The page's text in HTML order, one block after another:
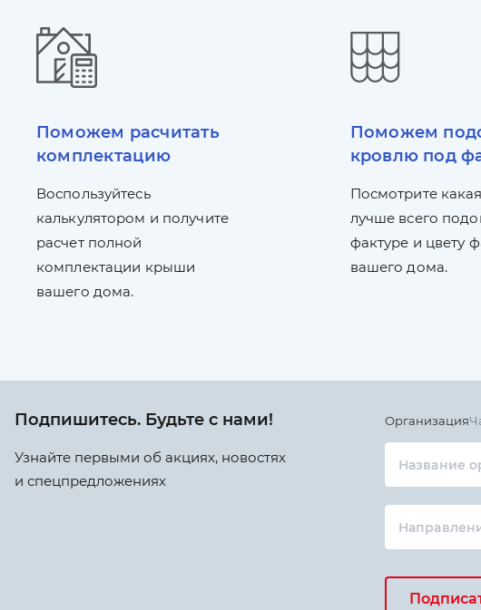
Поможем расчитать
комплектацию
Воспользуйтесь
калькулятором и получите
расчет полной
комплектации крыши
вашего дома.
Поможем
кровлю под
Посмотрите
лучше всего
фактуре и цвету
вашего дома.
Подпишитесь. Будьте с нами!
Узнайте первыми об акциях, новостях
и спецпредложениях
Организация
Название